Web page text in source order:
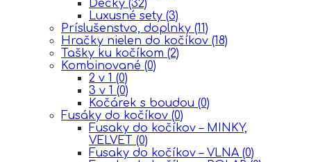
Dečky (32)
Luxusné sety (3)
Príslušenstvo, doplnky (11)
Hračky nielen do kočíkov (18)
Tašky ku kočíkom (2)
Kombinované (0)
2 v 1 (0)
3 v 1 (0)
Kočárek s boudou (0)
Fusáky do kočíkov (0)
Fusaky do kočíkov – MINKY,
VELVET (0)
Fusaky do kočíkov – VLNA (0)